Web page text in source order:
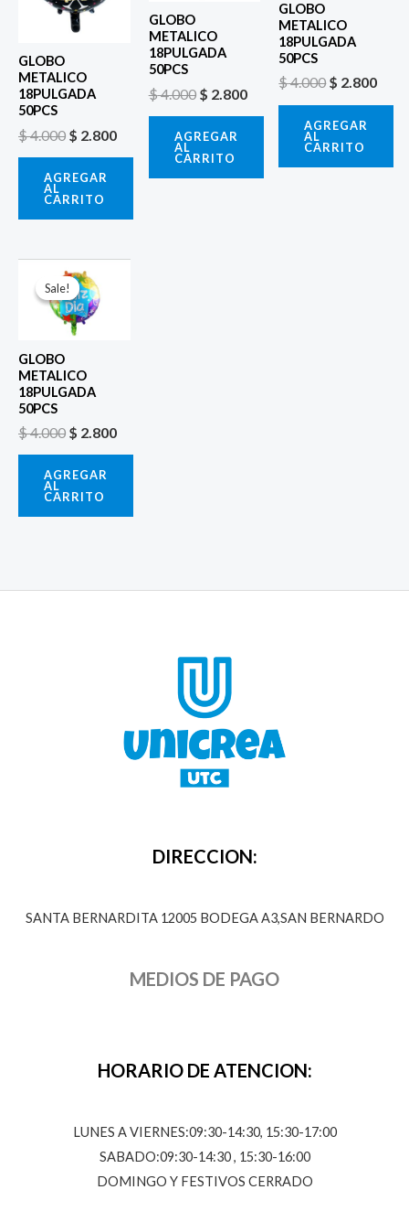
GLOBO
METALICO
18PULGADA
50PCS
$4.000 $ 2.800
AGREGAR
AL
CARRITO
GLOBO
METALICO
18PULGADA
50PCS
$4.000 $ 2.800
AGREGAR
AL
CARRITO
GLOBO
METALICO
18PULGADA
50PCS
$4.000$ 2.800
AGREGAR
AL
CARRITO
Sale!
Sale!
GLOBO
METALICO
18PULGADA
50PCS
$4.000
precio
original
era:
$ 4.000.
$ 2.800
AGREGAR
AL
CARRITO
DIRECCION:
SANTA BERNARDITA 12005 BODEGA A3,SAN BERNARDO
MEDIOS DE PAGO
HORARIO DE ATENCION:
LUNES A VIERNES:09:30-14:30, 15:30-17:00
SABADO:09:30-14:30 , 15:30-16:00
DOMINGO Y FESTIVOS CERRADO